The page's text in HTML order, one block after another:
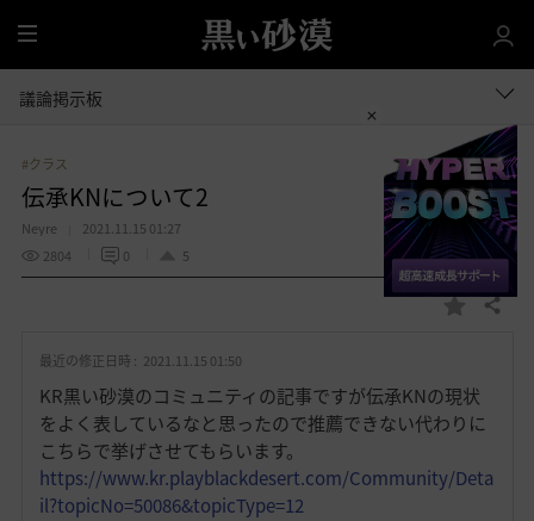
全
体
議論掲示板
#クラス
伝承KNについて2
Neyre
2021.11.15 01:27
2804
0 5
お
入
り
共有する
最近の修正日時 : 2021.11.15 01:50
KR黒い砂漠のコミュニティの記事ですが伝承KNの現状
をよく表しているなと思ったので推薦できない代わりに
こちらで挙げさせてもらいます。
https://www.kr.playblackdesert.com/Community/Deta
il?topicNo=50086&topicType=12